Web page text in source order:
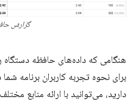
گزارش
هنگامی که داده‌های حافظه
برای نحوه تجربه کاربران برنامه
دارید، می‌توانید با ارائه منابع